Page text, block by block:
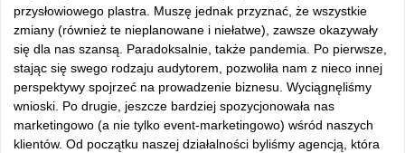
przysłowiowego plastra. Muszę jednak przyznać, że wszystkie
zmiany (również te nieplanowane i niełatwe), zawsze okazywały
się dla nas szansą. Paradoksalnie, także pandemia. Po pierwsze,
stając się swego rodzaju audytorem, pozwoliła nam z nieco innej
perspektywy spojrzeć na prowadzenie biznesu. Wyciągnęliśmy
wnioski. Po drugie, jeszcze bardziej spozycjonowała nas
marketingowo (a nie tylko event-marketingowo) wśród naszych
klientów. Od początku naszej działalności byliśmy agencją, która